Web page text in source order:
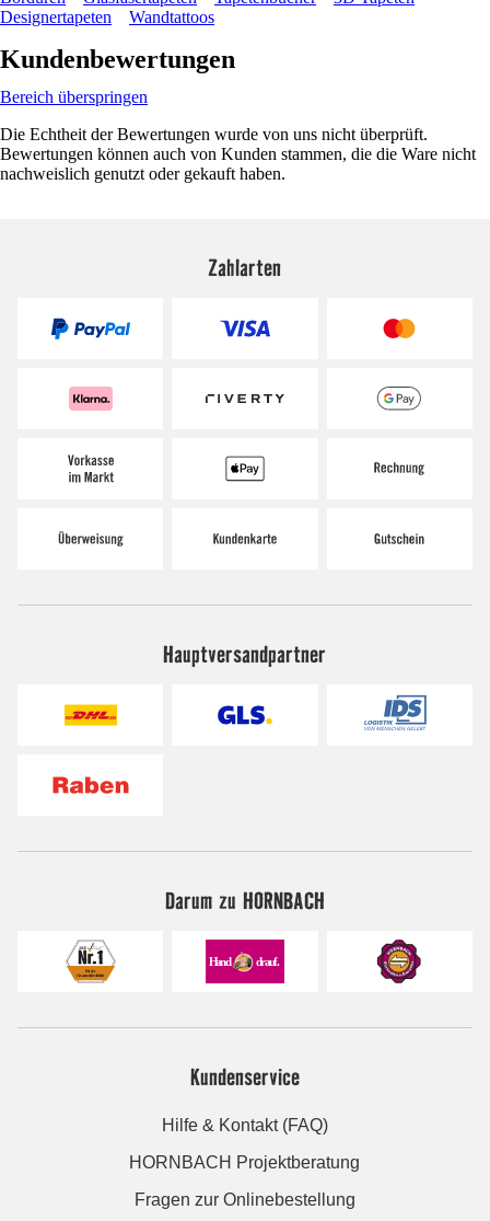
Designertapeten
Wandtattoos
Kundenbewertungen
Bereich überspringen
Die Echtheit der Bewertungen wurde von uns nicht überprüft.
Bewertungen können auch von Kunden stammen, die die Ware nicht
nachweislich genutzt oder gekauft haben.
Zahlarten
Hauptversandpartner
Darum zu HORNBACH
Kundenservice
Hilfe & Kontakt (FAQ)
HORNBACH Projektberatung
Fragen zur Onlinebestellung